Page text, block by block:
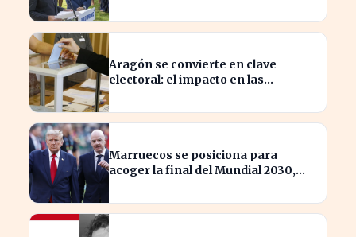
Aragón se convierte en clave
electoral: el impacto en las
Marruecos se posiciona para
acoger la final del Mundial 2030,